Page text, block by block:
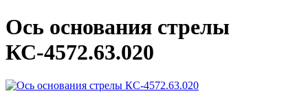
Ось основания стрелы
КС-4572.63.020